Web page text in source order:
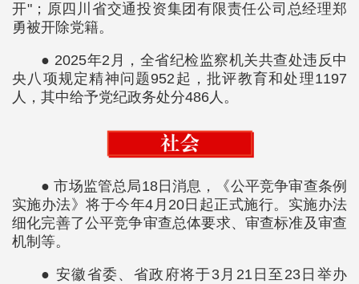
开"；原四川省交通投资集团有限责任公司总经理郑
勇被开除党籍。
● 2025年2月，全省纪检监察机关共查处违反中
央八项规定精神问题952起，批评教育和处理1197
人，其中给予党纪政务处分486人。
● 市场监管总局18日消息，《公平竞争审查条例
实施办法》将于今年4月20日起正式施行。实施办法
细化完善了公平竞争审查总体要求、审查标准及审查
机制等。
● 安徽省委、省政府将于3月21日至23日举办